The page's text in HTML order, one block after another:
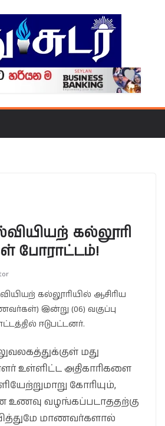
கல்லூரி
போராட்டம்!
கல்லூரியில் ஆசிரிய
இன்று (06) வகுப்பு
ஈடுபட்டனர்.
மது
உள்ளிட்ட அதிகாரிகளை
கோரியும்,
உணவு வழங்கப்படாததற்கு
மாணவர்களால்